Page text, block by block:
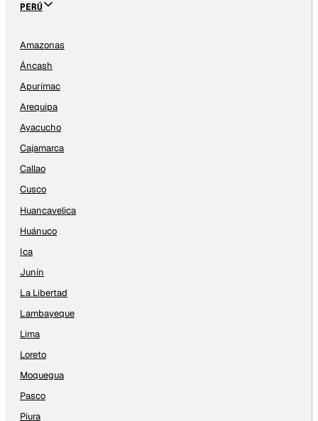
PERÚ
Amazonas
Áncash
Apurímac
Arequipa
Ayacucho
Cajamarca
Callao
Cusco
Huancavelica
Huánuco
Ica
Junín
La Libertad
Lambayeque
Lima
Loreto
Moquegua
Pasco
Piura